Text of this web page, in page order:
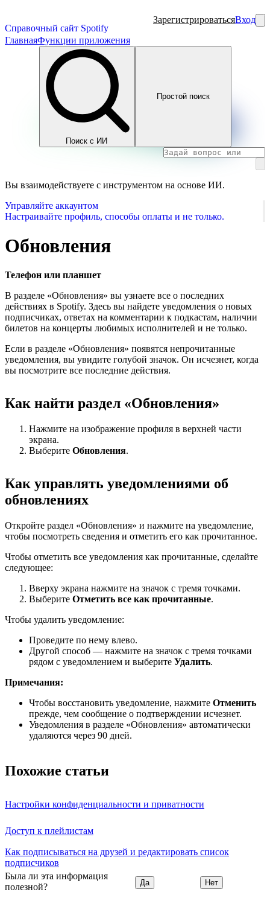
Справочный сайт Spotify
ЗарегистрироватьсяВход
ГлавнаяФункции приложения
Поиск с ИИ
Простой поиск
Вы взаимодействуете с инструментом на основе ИИ.
Управляйте аккаунтом
Настраивайте профиль, способы оплаты и не только.
Обновления
Телефон или планшет
В разделе «Обновления» вы узнаете все о последних
действиях в Spotify. Здесь вы найдете уведомления о новых
подписчиках, ответах на комментарии к подкастам, наличии
билетов на концерты любимых исполнителей и не только.
Если в разделе «Обновления» появятся непрочитанные
уведомления, вы увидите голубой значок. Он исчезнет, когда
вы посмотрите все последние действия.
Как найти раздел «Обновления»
Нажмите на изображение профиля в верхней части
экрана.
Выберите Обновления.
Как управлять уведомлениями об
обновлениях
Откройте раздел «Обновления» и нажмите на уведомление,
чтобы посмотреть сведения и отметить его как прочитанное.
Чтобы отметить все уведомления как прочитанные, сделайте
следующее:
Вверху экрана нажмите на значок с тремя точками.
Выберите Отметить все как прочитанные.
Чтобы удалить уведомление:
Проведите по нему влево.
Другой способ — нажмите на значок с тремя точками
рядом с уведомлением и выберите Удалить.
Примечания:
Чтобы восстановить уведомление, нажмите Отменить
прежде, чем сообщение о подтверждении исчезнет.
Уведомления в разделе «Обновления» автоматически
удаляются через 90 дней.
Похожие статьи
Настройки конфиденциальности и приватности
Доступ к плейлистам
Как подписываться на друзей и редактировать список
подписчиков
Была ли эта информация
полезной?
Да Нет